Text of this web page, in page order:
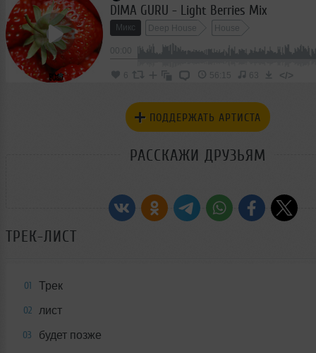
DIMA GURU - Light Berries Mix
Микс Deep House House
6 56:15 63 </>
ПОДДЕРЖАТЬ АРТИСТА
РАССКАЖИ ДРУЗЬЯМ
ТРЕК-ЛИСТ
01 Трек
02 лист
03 будет позже